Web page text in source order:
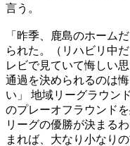
言う。
「昨季、鹿島のホーム
られた。（リハビリ中
レビで見ていて悔しい
通過を決められるのは
い」 地域リーグラウン
のプレーオフラウンド
リーグの優勝が決まる
まれば、大なり小なり